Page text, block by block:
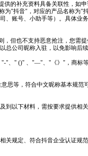
供的补充资料具备关联性，如
为"抖音"，对应的产品名称为"
、账号、小助手等）。具体业
，但也不支持恶意抢注，您需
总公司昵称入驻，以免影响后
"-"、" ()" 、"—"、"《》"，商标
思等，符合中文昵称基本规范
到以下材料，需按要求提供相
关规定、符合抖音企业认证规